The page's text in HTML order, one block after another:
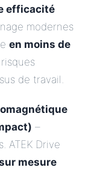
efficacité
modernes
en moins de
de travail.
–
ATEK Drive
mesure